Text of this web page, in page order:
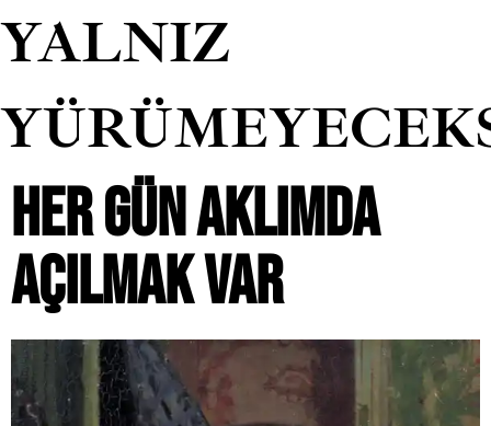
YALNIZ
HER GÜN AKLIMDA
AÇILMAK VAR